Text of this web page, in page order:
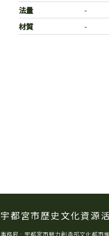
法量
-
材質
-
宇都宮市歴史文化資源
事務局 : 宇都宮市魅力創造部文化都市